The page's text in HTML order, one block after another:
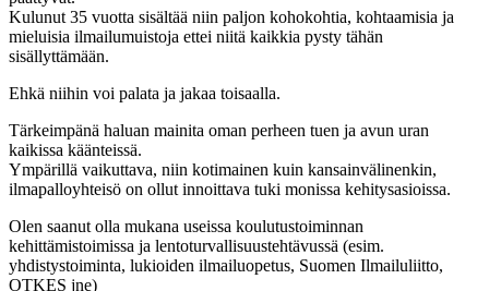
Kulunut 35 vuotta sisältää niin paljon kohokohtia, kohtaamisia ja
mieluisia ilmailumuistoja ettei niitä kaikkia pysty tähän
sisällyttämään.
Ehkä niihin voi palata ja jakaa toisaalla.
Tärkeimpänä haluan mainita oman perheen tuen ja avun uran
kaikissa käänteissä.
Ympärillä vaikuttava, niin kotimainen kuin kansainvälinenkin,
ilmapalloyhteisö on ollut innoittava tuki monissa kehitysasioissa.
Olen saanut olla mukana useissa koulutustoiminnan
kehittämistoimissa ja lentoturvallisuustehtävussä (esim.
yhdistystoiminta, lukioiden ilmailuopetus, Suomen Ilmailuliitto,
OTKES jne)